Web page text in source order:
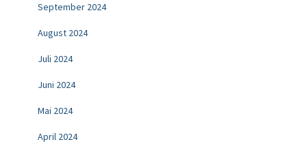
September 2024
August 2024
Juli 2024
Juni 2024
Mai 2024
April 2024